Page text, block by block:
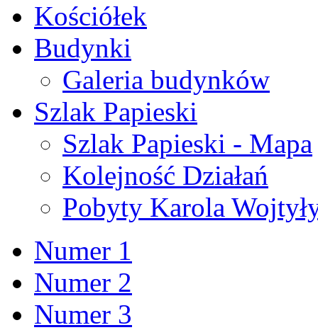
Kościółek
Budynki
Galeria budynków
Szlak Papieski
Szlak Papieski - Mapa
Kolejność Działań
Pobyty Karola
Numer 1
Numer 2
Numer 3